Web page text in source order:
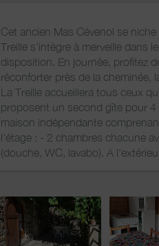
Cet ancien Mas Cévenol se
Treille s'intègre à merveille dans
disposition. En journée, profitez
réconforter près de la cheminée,
La Treille accueillera tous ceux
proposent un second gîte pour 4
maison indépendante
l'étage : - 2 chambres chacune
(douche, WC, lavabo). A